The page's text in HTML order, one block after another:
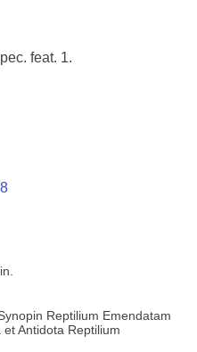
feat. 1.
Reptilium Emendatam
Antidota Reptilium